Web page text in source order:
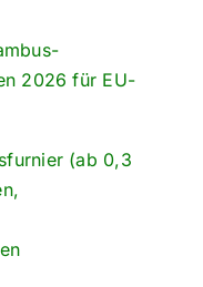
2026 für EU-
(ab 0,3